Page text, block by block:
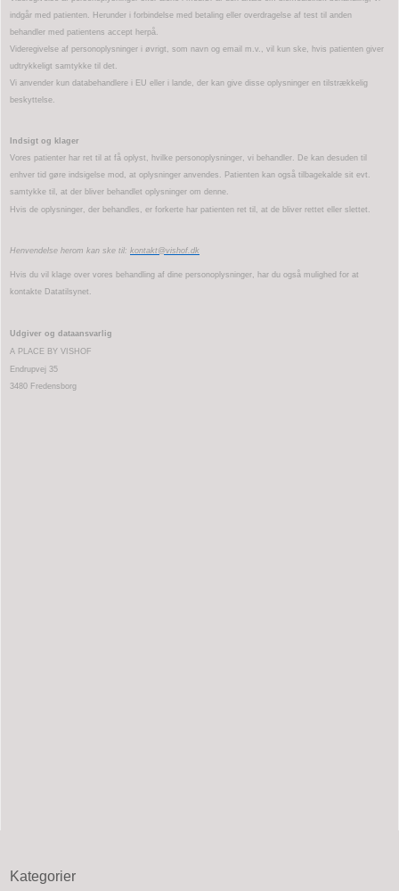
indgår med patienten. Herunder i forbindelse med betaling eller overdragelse af test til anden
behandler med patientens accept herpå.
Videregivelse af personoplysninger i øvrigt, som navn og email m.v., vil kun ske, hvis patienten giver
udtrykkeligt samtykke til det.
Vi anvender kun databehandlere i EU eller i lande, der kan give disse oplysninger en tilstrækkelig
beskyttelse.
Indsigt og klager
Vores patienter har ret til at få oplyst, hvilke personoplysninger, vi behandler. De kan desuden til
enhver tid gøre indsigelse mod, at oplysninger anvendes. Patienten kan også tilbagekalde sit evt.
samtykke til, at der bliver behandlet oplysninger om denne.
Hvis de oplysninger, der behandles, er forkerte har patienten ret til, at de bliver rettet eller slettet.
Henvendelse herom kan ske til: kontakt@vishof.dk
Hvis du vil klage over vores behandling af dine personoplysninger, har du også mulighed for at
kontakte Datatilsynet.
Udgiver og dataansvarlig
A PLACE BY VISHOF
Endrupvej 35
3480 Fredensborg
Kategorier